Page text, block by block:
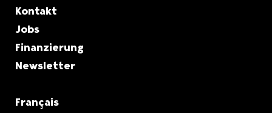
Metanavigation
Kontakt
Jobs
Finanzierung
Newsletter
Français